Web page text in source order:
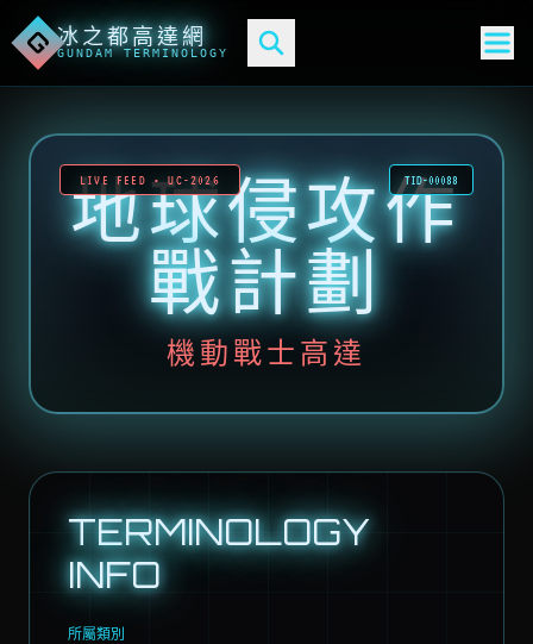
G冰之都高達網
GUNDAM TERMINOLOGY
LIVE FEED • UC-2026 TID-00088
地球侵攻作
戰計劃
機動戰士高達
TERMINOLOGY
INFO
所屬類別